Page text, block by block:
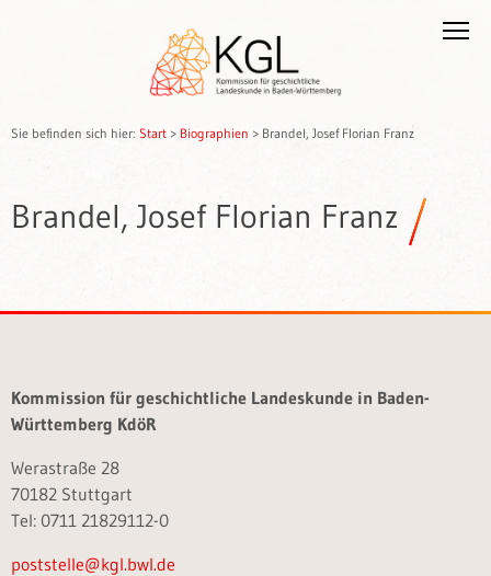
Sie befinden sich hier: Start > Biographien > Brandel, Josef Florian Franz
Brandel, Josef Florian Franz
Kommission für geschichtliche Landeskunde in Baden-
Württemberg KdöR
Werastraße 28
70182 Stuttgart
Tel: 0711 21829112-0
poststelle@kgl.bwl.de